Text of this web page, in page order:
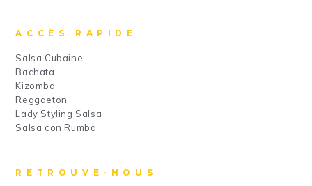
ACCÈS RAPIDE
Salsa Cubaine
Bachata
Kizomba
Reggaeton
Lady Styling Salsa
Salsa con Rumba
RETROUVE-NOUS